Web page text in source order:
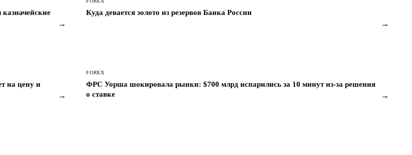
→
Куда девается золото из резервов Банка России
→
на цену и
→
FOREX
ФРС Уорша шокировала рынки: $700 млрд испарились за 10 минут из-за решения
о ставке
→